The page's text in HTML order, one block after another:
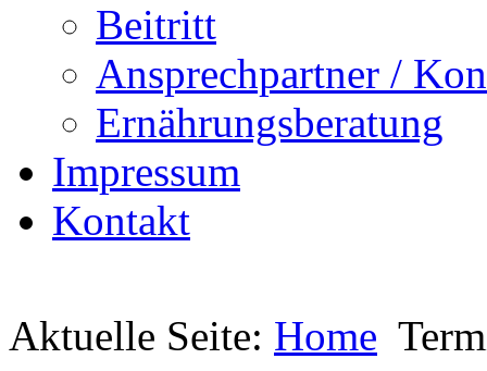
Beitritt
Ansprechpartner /
Ernährungsberatung
Impressum
Kontakt
Aktuelle Seite: Home